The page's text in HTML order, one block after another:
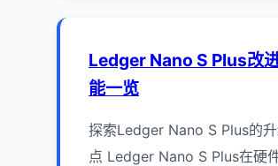
Ledger Nano S Plus改
能一览
探索Ledger Nano S Plus的
点 Ledger Nano S Plus在硬